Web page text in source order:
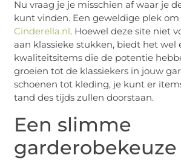
Nu vraag je je misschien af waar je
kunt vinden. Een geweldige plek
Cinderella.nl. Hoewel deze site niet
aan klassieke stukken, biedt het wel
kwaliteitsitems die de potentie
groeien tot de klassiekers in jouw
schoenen tot kleding, je kunt er
tand des tijds zullen doorstaan.
Een slimme
garderobekeuze